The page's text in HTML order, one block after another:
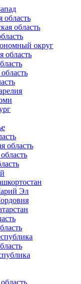
область
область
округ
область
область
Эл